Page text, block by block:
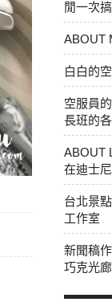
閒一次
ABOUT
白白的
空服員
長班的
ABOUT
在迪士
台北景
工作室
新聞稿
巧克光